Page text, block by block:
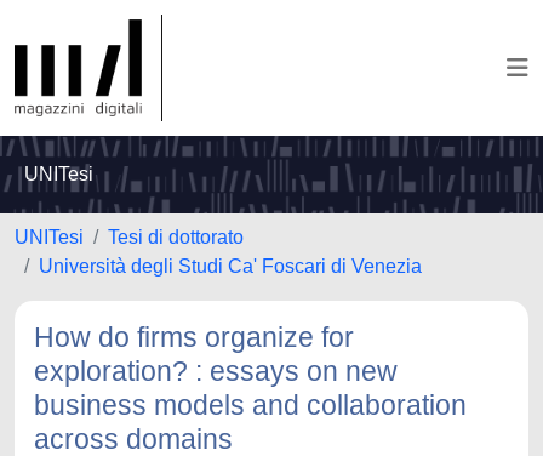
UNITesi
UNITesi
Tesi di dottorato
Università degli Studi Ca' Foscari di Venezia
How do firms organize for
exploration? : essays on new
business models and collaboration
across domains